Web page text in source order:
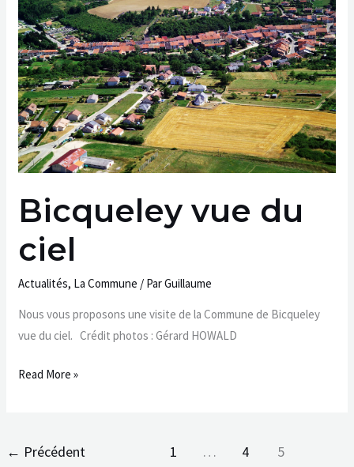
Bicqueley vue du
ciel
Actualités, La Commune / ParGuillaume
Nous vous proposons une visite de la Commune de Bicqueley
vue du ciel. Crédit photos : Gérard HOWALD
du
ciel
Read More »
← Précédent 1 … 4 5